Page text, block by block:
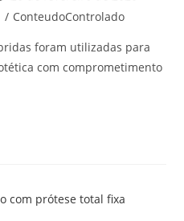
/ ConteudoControlado
foram utilizadas para
com comprometimento